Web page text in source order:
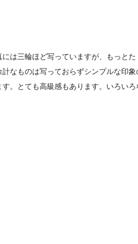
は三輪ほど写っていますが、もっと
なものは写っておらずシンプルな印
。とても高級感もあります。いろい